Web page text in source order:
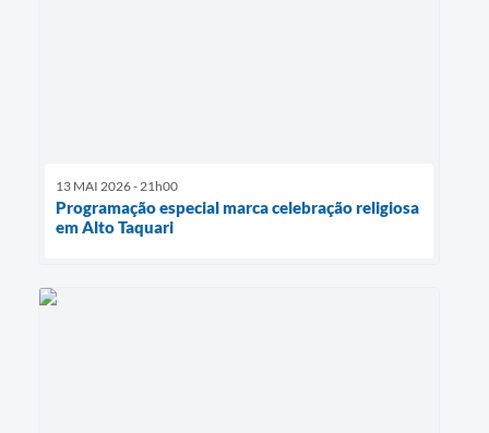
13 MAI 2026 - 21h00
Programação especial marca celebração religiosa
em Alto Taquari